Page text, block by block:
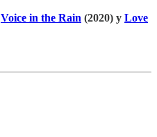
Voice in the Rain (2020) y Love